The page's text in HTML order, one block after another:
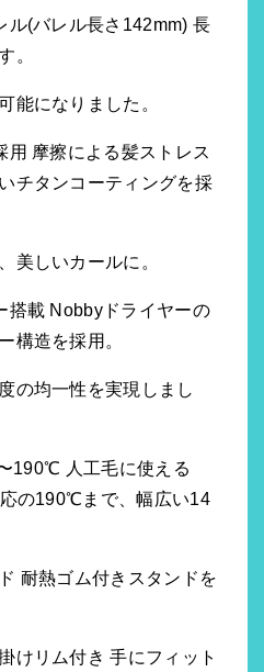
ル(バレル長さ142mm) 長
。
能になりました。
用 摩擦による髪ストレス
チタンコーティングを採
美しいカールに。
搭載 Nobbyドライヤーの
構造を採用。
の均一性を実現しまし
190℃ 人工毛に使える
の190℃まで、幅広い14
耐熱ゴム付きスタンドを
けリム付き 手にフィット